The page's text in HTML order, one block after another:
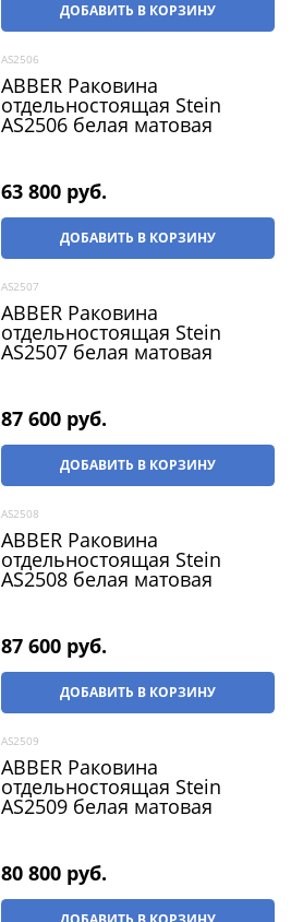
ДОБАВИТЬ В КОРЗИНУ
AS2506
ABBER Раковина
отдельностоящая Stein
AS2506 белая матовая
63 800 руб.
ДОБАВИТЬ В КОРЗИНУ
AS2507
ABBER Раковина
отдельностоящая Stein
AS2507 белая матовая
87 600 руб.
ДОБАВИТЬ В КОРЗИНУ
AS2508
ABBER Раковина
отдельностоящая Stein
AS2508 белая матовая
87 600 руб.
ДОБАВИТЬ В КОРЗИНУ
AS2509
ABBER Раковина
отдельностоящая Stein
AS2509 белая матовая
80 800 руб.